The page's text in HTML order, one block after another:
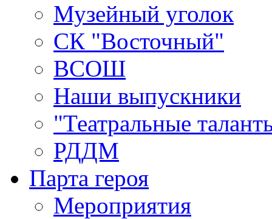
Музейный уголок
СК "Восточный"
ВСОШ
Наши выпускники
"Театральные
РДДМ
Парта героя
Мероприятия